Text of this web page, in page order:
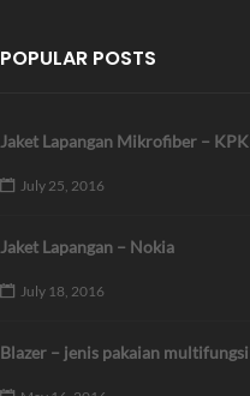
POPULAR POSTS
Jaket Lapangan Mikrofiber – KPK
July 25, 2016
Jaket Lapangan – Nokia
July 18, 2016
Blazer – jenis pakaian multifungsi